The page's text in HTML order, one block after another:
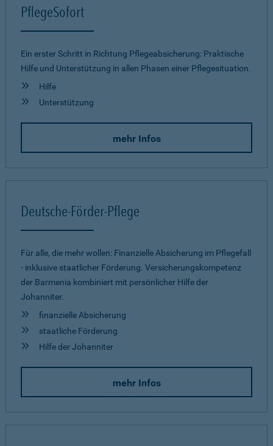
PflegeSofort
Ein erster Schritt in Richtung Pflegeab­sicherung: Praktische
Hilfe und Unterstützung in allen Phasen einer Pflegesituation.
Hilfe
Unterstützung
mehr Infos
Deutsche-Förder-Pflege
Für alle, die mehr wollen: Finanzielle Absicherung im Pflegefall
- inklusive staatlicher Förderung. Versicherungskompetenz
der Barmenia kombiniert mit persönlicher Hilfe der
Johanniter.
finanzielle Absicherung
staatliche Förderung
Hilfe der Johanniter
mehr Infos